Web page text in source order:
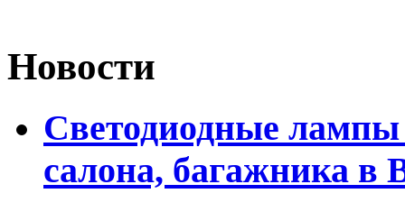
Новости
Светодиодные лампы
салона, багажника в